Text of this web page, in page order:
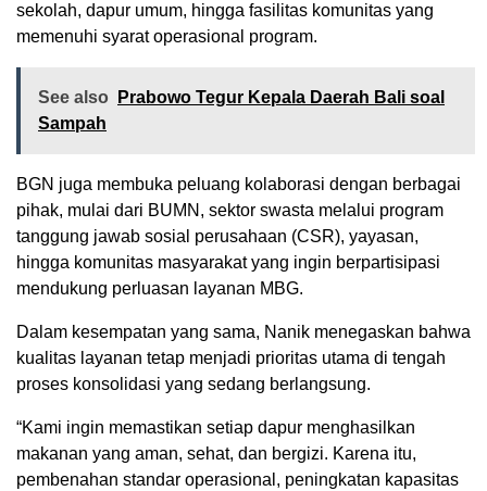
sekolah, dapur umum, hingga fasilitas komunitas yang
memenuhi syarat operasional program.
See also
Prabowo Tegur Kepala Daerah Bali soal
Sampah
BGN juga membuka peluang kolaborasi dengan berbagai
pihak, mulai dari BUMN, sektor swasta melalui program
tanggung jawab sosial perusahaan (CSR), yayasan,
hingga komunitas masyarakat yang ingin berpartisipasi
mendukung perluasan layanan MBG.
Dalam kesempatan yang sama, Nanik menegaskan bahwa
kualitas layanan tetap menjadi prioritas utama di tengah
proses konsolidasi yang sedang berlangsung.
“Kami ingin memastikan setiap dapur menghasilkan
makanan yang aman, sehat, dan bergizi. Karena itu,
pembenahan standar operasional, peningkatan kapasitas